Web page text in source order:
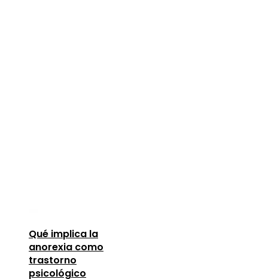
Qué implica la
anorexia como
trastorno
psicológico